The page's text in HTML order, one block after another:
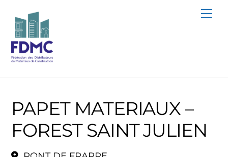
content
PAPET MATERIAUX –
FOREST SAINT JULIEN